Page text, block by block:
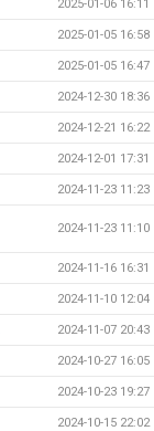
2025-01-06 16:11
2025-01-05 16:58
2025-01-05 16:47
2024-12-30 18:36
2024-12-21 16:22
2024-12-01 17:31
2024-11-23 11:23
2024-11-23 11:10
2024-11-16 16:31
2024-11-10 12:04
2024-11-07 20:43
2024-10-27 16:05
2024-10-23 19:27
2024-10-15 22:02